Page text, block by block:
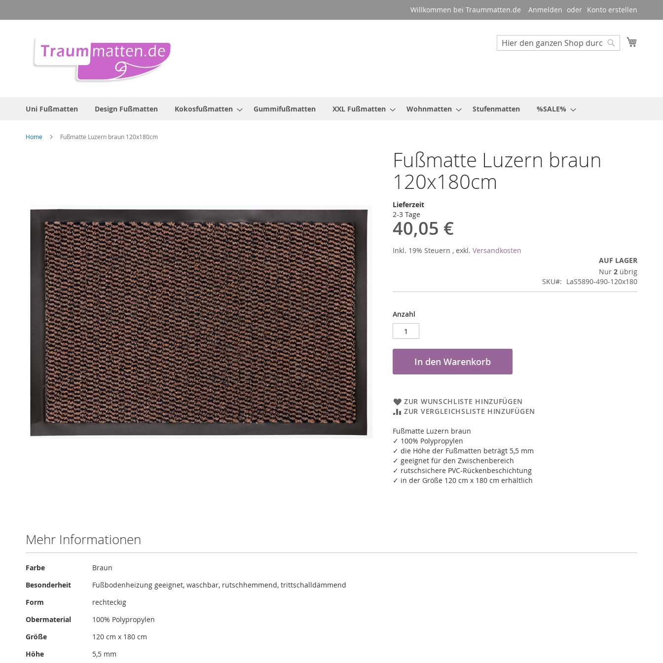
zum
Willkommen bei Traummatten.de Anmelden Konto erstellen
Suche
Uni Fußmatten Design Fußmatten Kokosfußmatten Gummifußmatten XXL Fußmatten Wohnmatten Stufenmatten %SALE%
Home Fußmatte Luzern braun 120x180cm
Fußmatte Luzern braun
120x180cm
Lieferzeit
2-3 Tage
40,05 €
Inkl. 19% Steuern , exkl. Versandkosten
AUF LAGER
Nur 2 übrig
SKU
LaS5890-490-120x180
Anzahl
In den Warenkorb
ZUR WUNSCHLISTE HINZUFÜGEN
ZUR VERGLEICHSLISTE HINZUFÜGEN
Fußmatte Luzern braun
✓ 100% Polypropylen
✓ die Höhe der Fußmatten beträgt 5,5 mm
✓ geeignet für den Zwischenbereich
✓ rutschsichere PVC-Rückenbeschichtung
✓ in der Größe 120 cm x 180 cm erhältlich
springen
Mehr Informationen
Mehr
Farbe
Braun
Besonderheit
Fußbodenheizung geeignet, waschbar, rutschhemmend, trittschalldämmend
Form
rechteckig
Obermaterial
100% Polypropylen
Größe
120 cm x 180 cm
Höhe
5,5 mm